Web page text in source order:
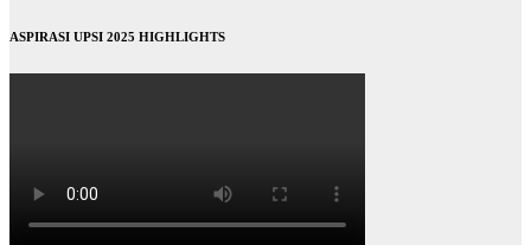
ASPIRASI UPSI 2025 HIGHLIGHTS